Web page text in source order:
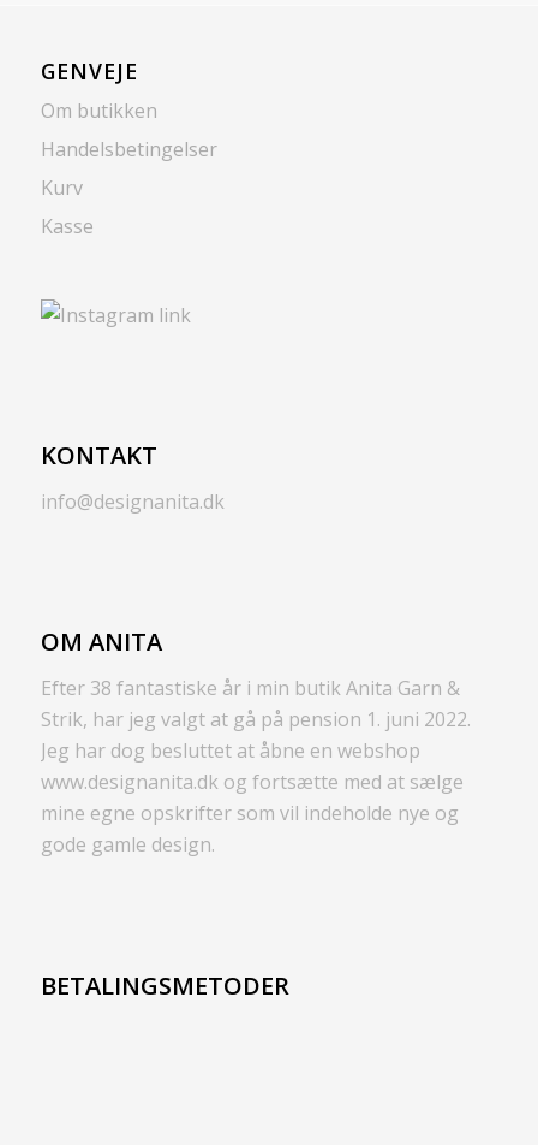
GENVEJE
Om butikken
Handelsbetingelser
Kurv
Kasse
KONTAKT
info@designanita.dk
OM ANITA
Efter 38 fantastiske år i min butik Anita Garn &
Strik, har jeg valgt at gå på pension 1. juni 2022.
Jeg har dog besluttet at åbne en webshop
www.designanita.dk og fortsætte med at sælge
mine egne opskrifter som vil indeholde nye og
gode gamle design.
BETALINGSMETODER